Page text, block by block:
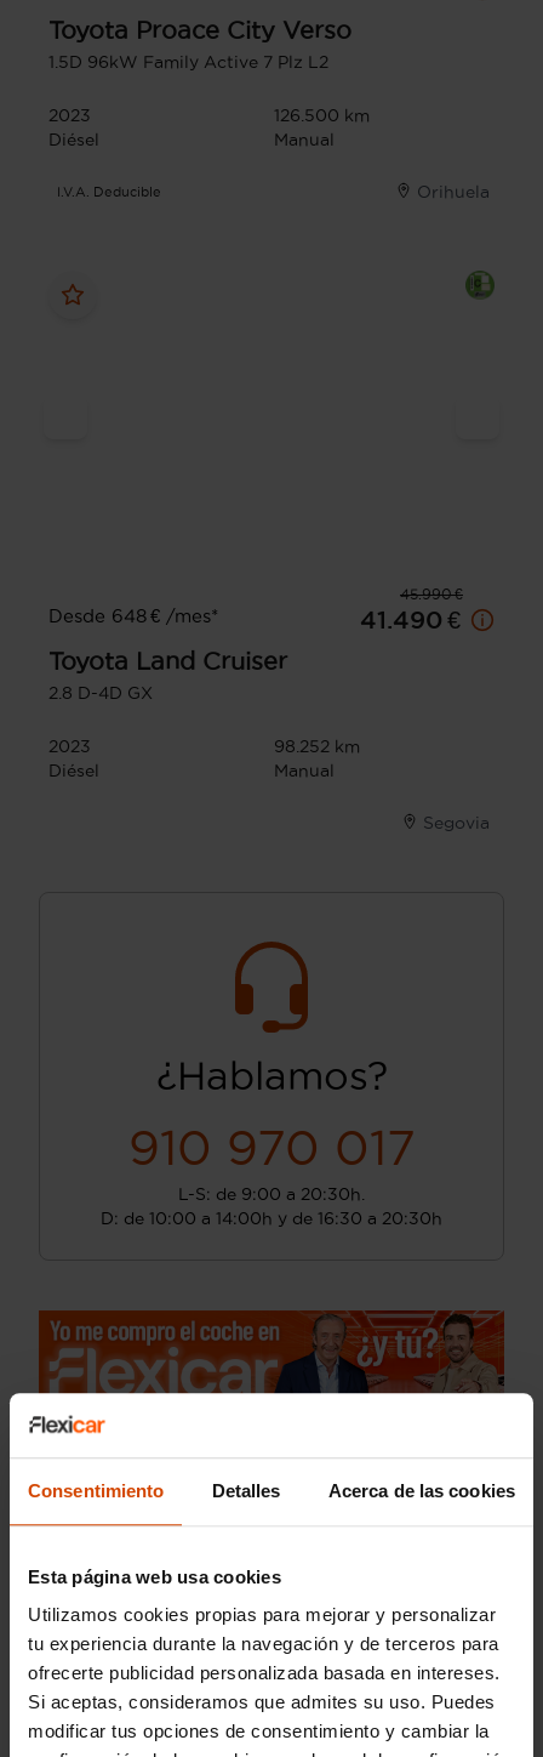
Consentimiento Detalles Acerca de las cookies
Esta página web usa cookies
Utilizamos cookies propias para mejorar y personalizar
tu experiencia durante la navegación y de terceros para
ofrecerte publicidad personalizada basada en intereses.
Si aceptas, consideramos que admites su uso. Puedes
modificar tus opciones de consentimiento y cambiar la
Toyota Proace City Verso
1.5D 96kW Family Active 7 Plz L2
2023
126.500 km
Diésel
Manual
I.V.A. Deducible Orihuela
45.990 €
Desde 648 € /mes*
41.490 €
Toyota Land Cruiser
2.8 D-4D GX
2023
98.252 km
Diésel
Manual
Segovia
¿Hablamos?
910 970 017
L-S: de 9:00 a 20:30h.
D: de 10:00 a 14:00h y de 16:30 a 20:30h